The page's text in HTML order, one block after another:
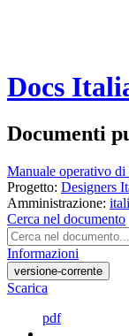
Docs
Documenti
Manuale operativo di
Progetto: Designers
Amministrazione:
Cerca nel documento
Informazioni
versione-corrente
Scarica
pdf